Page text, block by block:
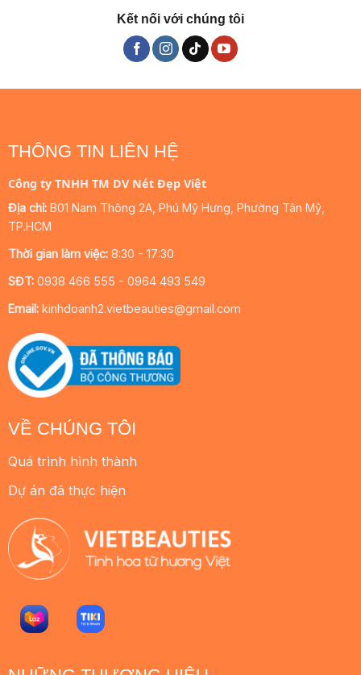
Kết nối với chúng tôi
VỀ CHÚNG TÔI
Quá trình hình thành
Dự án đã thực hiện
THÔNG TIN LIÊN HỆ
Công ty TNHH TM DV Nét Đẹp Việt
Địa chỉ: B01 Nam Thông 2A, Phú Mỹ Hưng, Phường Tân Mỹ,
TP.HCM
Thời gian làm việc:8:30 - 17:30
SĐT:0938 466 555 - 0964 493 549
Email:kinhdoanh2.vietbeauties@gmail.com